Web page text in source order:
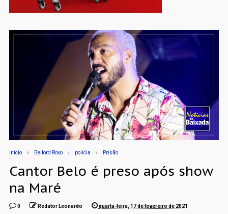
Início Belford Roxo polícia Prisão
Cantor Belo é preso após show
na Maré
0 Redator Leonardo quarta-feira, 17 de fevereiro de 2021